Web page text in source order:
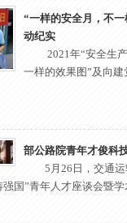
“一样的安全月，不
动纪实
2021年“安全生
一样的效果图”及向
部公路院青年才俊科
5月26日，交通
强国”青年人才座谈会暨